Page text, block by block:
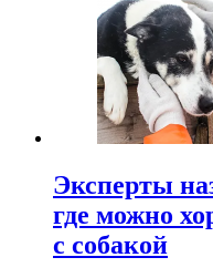
Эксперты
где можно
с собакой